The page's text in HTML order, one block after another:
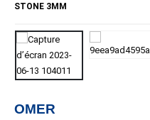
STONE 3MM
OMER